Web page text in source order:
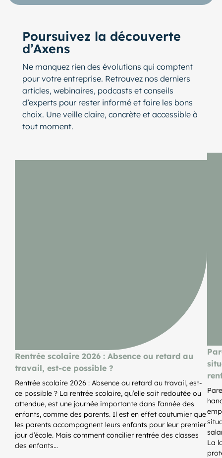
Poursuivez la découverte
d’Axens
Ne manquez rien des évolutions qui comptent
pour votre entreprise. Retrouvez nos derniers
articles, webinaires, podcasts et conseils
d’experts pour rester informé et faire les bons
choix. Une veille claire, concrète et accessible à
tout moment.
Rentrée scolaire 2026 : Absence ou retard au
travail, est-ce possible ?
Rentrée scolaire 2026 : Absence ou retard au travail, est-
ce possible ? La rentrée scolaire, qu’elle soit redoutée ou
attendue, est une journée importante dans l’année des
enfants, comme des parents. Il est en effet coutumier que
les parents accompagnent leurs enfants pour leur premier
jour d’école. Mais comment concilier rentrée des classes
des enfants…
La